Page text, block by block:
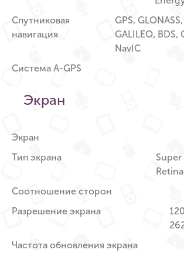
Спутниковая
навигация
GPS, GLONASS,
GALILEO, BDS,
NavIC
Система A-GPS
Экран
Экран
Тип экрана
Super
Соотношение сторон
Разрешение экрана
Частота обновления экрана